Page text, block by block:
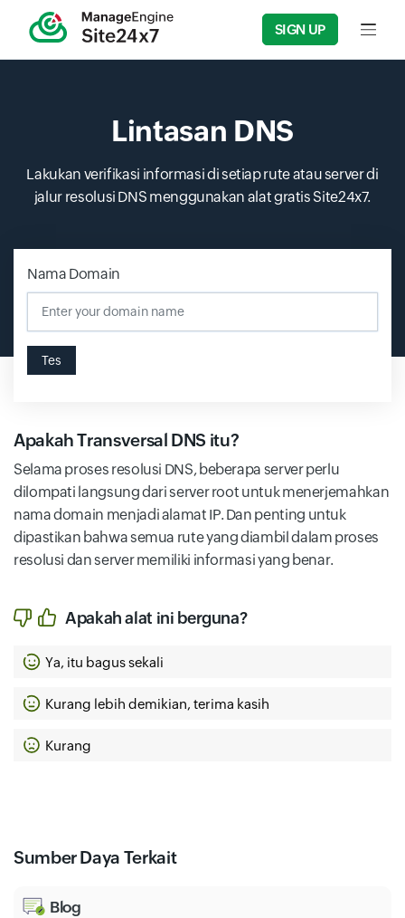
SIGN UP Input
Lintasan DNS
Lakukan verifikasi informasi di setiap rute atau server di
jalur resolusi DNS menggunakan alat gratis Site24x7.
Nama Domain
Input field
Tes
Apakah Transversal DNS itu?
Selama proses resolusi DNS, beberapa server perlu
dilompati langsung dari server root untuk menerjemahkan
nama domain menjadi alamat IP. Dan penting untuk
dipastikan bahwa semua rute yang diambil dalam proses
resolusi dan server memiliki informasi yang benar.
Apakah alat ini berguna?
Ya, itu bagus sekali
Kurang lebih demikian, terima kasih
Kurang
Sumber Daya Terkait
Blog